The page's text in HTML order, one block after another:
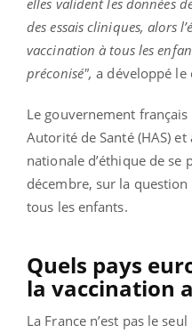
des essais cliniques, alors
vaccination à tous les
préconisé", a développé le
Le gouvernement
Autorité de Santé (HAS)
nationale d’éthique de se
décembre, sur la
tous les enfants.
Quels pays
la vaccination
La France n’est pas le